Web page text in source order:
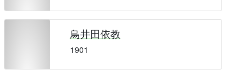
鳥井田依教
1901